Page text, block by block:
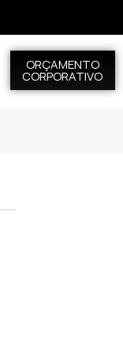
ORÇAMENTO
CORPORATIVO